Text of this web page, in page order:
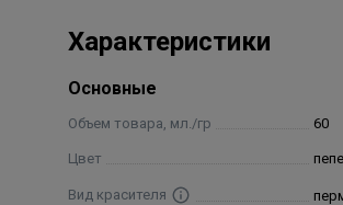
вода, цетеариловый спирт,
аммония, экстракт плодов
семян орбиньи масличной
гидролизованный эластин,
Характеристики
Основные
Объем товара, мл./гр 60
Цвет
Вид красителя